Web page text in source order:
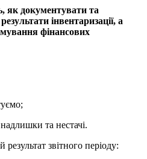
як документувати та
інвентаризації, а
фінансових
та нестачі.
звітного періоду: